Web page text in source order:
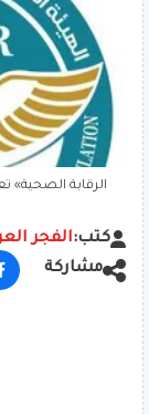
الرقابة الصحية»
كتب:الفجر
مشاركة